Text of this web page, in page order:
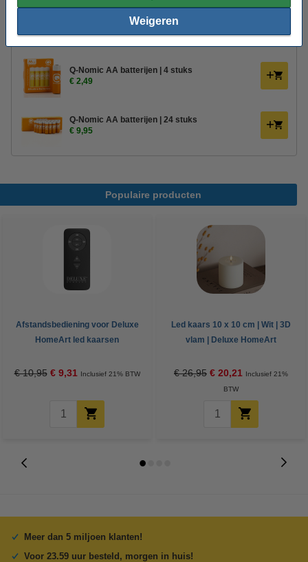
Weigeren
Afstandsbediening voor Deluxe HomeArt led
€ 10,95 € 9,31
Q-Nomic AA batterijen | 4 stuks
€ 2,49
Q-Nomic AA batterijen | 24 stuks
€ 9,95
Populaire producten
Afstandsbediening voor Deluxe
HomeArt led kaarsen
€ 10,95 € 9,31 Inclusief 21% BTW
Led kaars 10 x 10 cm | Wit | 3D
vlam | Deluxe HomeArt
€ 26,95 € 20,21 Inclusief 21%
BTW
Meer dan 5 miljoen klanten!
Voor 23.59 uur besteld, morgen in huis!